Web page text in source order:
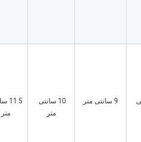
9 سانتی متر
متر
متر